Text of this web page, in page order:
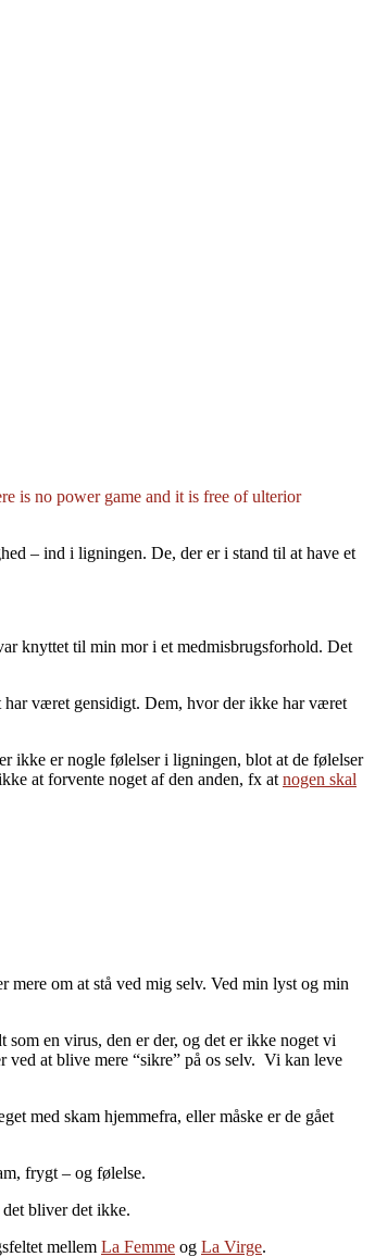
is no power game and it is free of ulterior
– ind i ligningen. De, der er i stand til at have et
knyttet til min mor i et medmisbrugsforhold. Det
har været gensidigt. Dem, hvor der ikke har været
ikke er nogle følelser i ligningen, blot at de følelser
at forvente noget af den anden, fx at nogen skal
om at stå ved mig selv. Ved min lyst og min
en virus, den er der, og det er ikke noget vi
ved at blive mere “sikre” på os selv. Vi kan leve
med skam hjemmefra, eller måske er de gået
frygt – og følelse.
bliver det ikke.
mellem La Femme og La Virge.